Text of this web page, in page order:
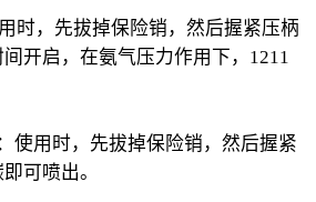
时，先拔掉保险销，然后握紧压柄
开启，在氨气压力作用下，1211
使用时，先拔掉保险销，然后握紧
可喷出。